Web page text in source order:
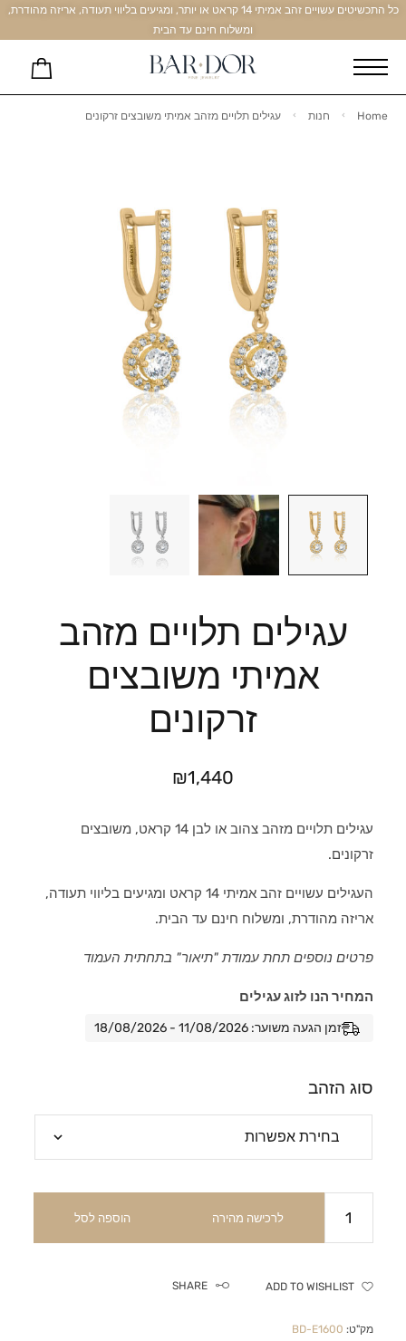
כל התכשיטים עשויים זהב אמיתי 14 קראט או יותר, ומגיעים בליווי תעודה, אריזה מהודרת,
ומשלוח חינם עד הבית
Home חנות עגילים תלויים מזהב אמיתי משובצים זרקונים
עגילים תלויים מזהב
אמיתי משובצים
זרקונים
₪1,440
עגילים תלויים מזהב צהוב או לבן 14 קראט, משובצים
זרקונים.
העגילים עשויים זהב אמיתי 14 קראט ומגיעים בליווי תעודה,
אריזה מהודרת, ומשלוח חינם עד הבית.
פרטים נוספים תחת עמודת "תיאור" בתחתית העמוד
המחיר הנו לזוג עגילים
זמן הגעה משוער: 11/08/2026 - 18/08/2026
סוג הזהב
לרכישה מהירה הוספה לסל
ADD TO WISHLIST
SHARE
מק"ט: BD-E1600